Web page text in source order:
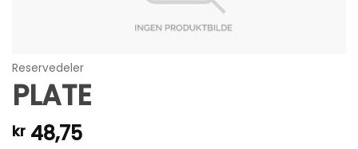
Reservedeler
PLATE
kr 48,75